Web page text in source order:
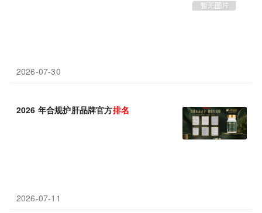
2026-07-30
2026 年合规护肝品牌官方排名
2026-07-11